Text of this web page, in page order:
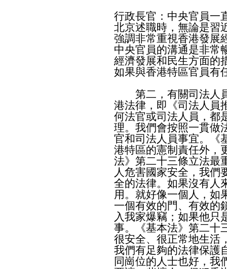
行政長官：中央官員一
北京述職時，無論是習
強調非常重視香港發展
中央官員的溝通是非常
經濟發展和民生方面的
如果與香港特區官員有
第二，有關司法人員
港法律，即《司法人員
何法官或司法人員，都
理。我們會按照一貫做
官和司法人員事宜。《
港特區的憲制責任外，
法》第二十三條立法最
人危害國家安全，我們
全的法律。如果沒有人
用。就好像一個人，如
一個有效的門、有效的
入我家爆竊；如果他只
事。《基本法》第二十
很安全、很正常地生活
我們有足夠的法律保護
同崗位的人士也好，我